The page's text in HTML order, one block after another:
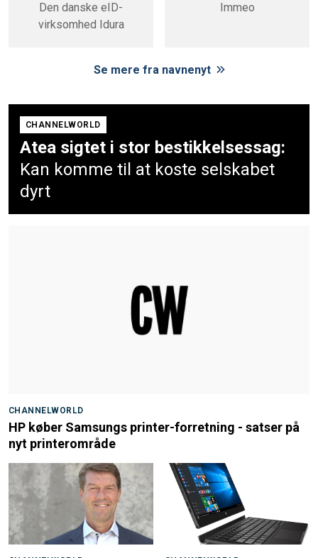
Den danske eID-
virksomhed Idura
Immeo
Se mere fra navnenyt
CHANNELWORLD
Atea sigtet i stor bestikkelsessag:
Kan komme til at koste selskabet
dyrt
CHANNELWORLD
HP køber Samsungs printer-forretning - satser på
nyt printerområde